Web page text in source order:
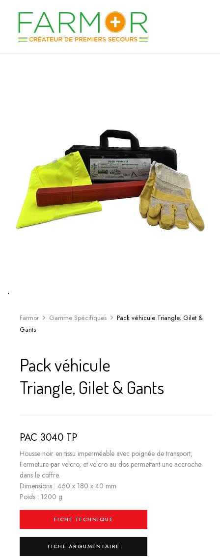
Farmor Gamme Spécifiques
Pack véhicule Triangle, Gilet &
Gants
Pack véhicule
Triangle, Gilet & Gants
PAC 3040 TP
Housse noir en tissu imperméable avec poignée de transport,
Fermeture par velcro, et velcro au dos permettant une accroche
dans le coffre.
Dimensions : 460 x 180 x 40 mm
Poids : 1200 g
FICHE TECHNIQUE
FICHE ARGUMENTAIRE